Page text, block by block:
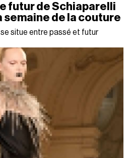
futur de Schiaparelli
semaine de la couture
situe entre passé et futur